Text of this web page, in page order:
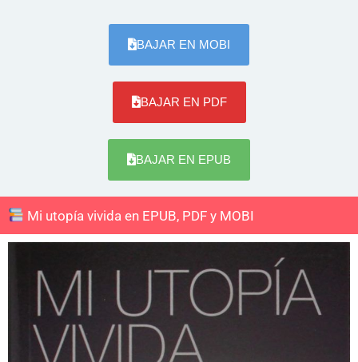
BAJAR EN MOBI
BAJAR EN PDF
BAJAR EN EPUB
Mi utopía vivida en EPUB, PDF y MOBI